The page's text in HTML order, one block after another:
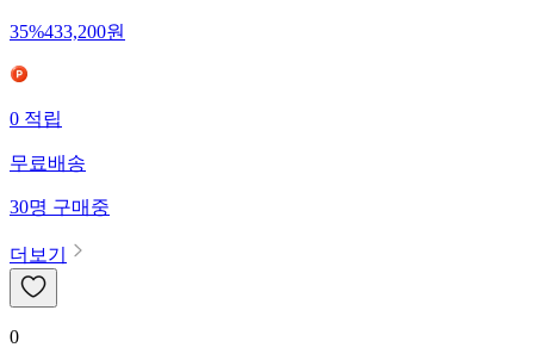
35%433,200원
0 적립
무료배송
30명 구매중
더보기
0